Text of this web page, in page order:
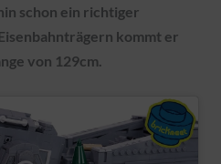
schon ein richtiger
kommt er
von 129cm.